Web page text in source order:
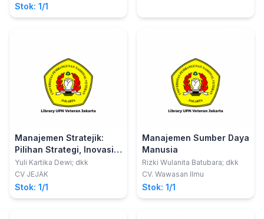
Stok: 1/1
Manajemen Stratejik:
Pilihan Strategi, Inovasi
dan Kewirausahaan
Yuli Kartika Dewi; dkk
CV JEJAK
Stok: 1/1
Manajemen Sumber Daya
Manusia
Rizki Wulanita Batubara; dkk
CV. Wawasan Ilmu
Stok: 1/1